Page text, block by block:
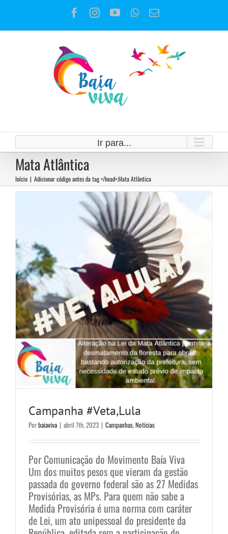
o
Facebook
Instagram
YouTubeWhatsApp
E-
Ir para...
Mata Atlântica
Início | Adicionar código antes da tag </head>.Mata Atlântica
Campanha #Veta,Lula
Campanha #Veta,Lula
Porbaiaviva | abril 7th, 2023 | Campanhas,Notícias
Por Comunicação do Movimento Baía Viva
Um dos muitos pesos que vieram da gestão
passada do governo federal são as 27 Medidas
Provisórias, as MPs. Para quem não sabe a
Medida Provisória é uma norma com caráter
de Lei, um ato unipessoal do presidente da
Como (não) tratar o cartão-postal
Baía de Guanabara
Notícias